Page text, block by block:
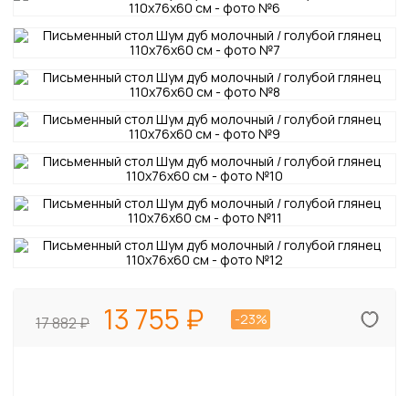
17 882 13 755 -23%